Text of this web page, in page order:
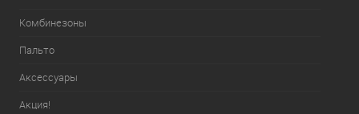
Комбинезоны
Пальто
Аксессуары
Акция!